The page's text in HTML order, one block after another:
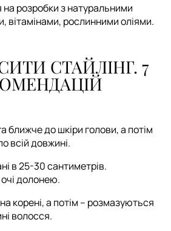
на розробки з натуральними
вітамінами, рослинними оліями.
СТАЙЛІНГ. 7
ближче до шкіри голови, а потім
всій довжині.
в 25-30 сантиметрів.
долонею.
корені, а потім – розмазуються
волосся.